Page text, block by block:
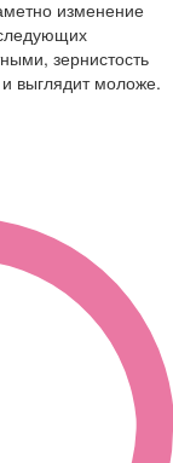
изменение
зернистость
выглядит моложе.